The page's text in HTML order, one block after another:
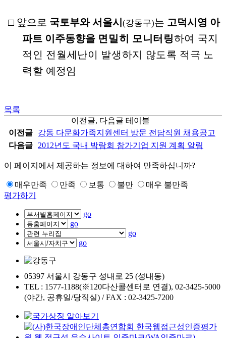
□ 앞으로 국토부와 서울시(강동구)는 고덕시영 아
파트 이주동향을 면밀히 모니터링하여 국지
적인 전월세난이 발생하지 않도록 적극 노
력할 예정임
목록
이전글, 다음글 테이블
이전글
강동 다문화가족지원센터 방문 전담직원 채용공고
다음글
2012년도 국내 박람회 참가기업 지원 계획 알림
이 페이지에서 제공하는 정보에 대하여 만족하십니까?
매우만족 만족 보통 불만
매우 불만족
평가하기
go
go
go
go
05397 서울시 강동구 성내로 25 (성내동)
TEL : 1577-1188(※120다산콜센터로 연결), 02-3425-5000
(야간, 공휴일/당직실) / FAX : 02-3425-7200